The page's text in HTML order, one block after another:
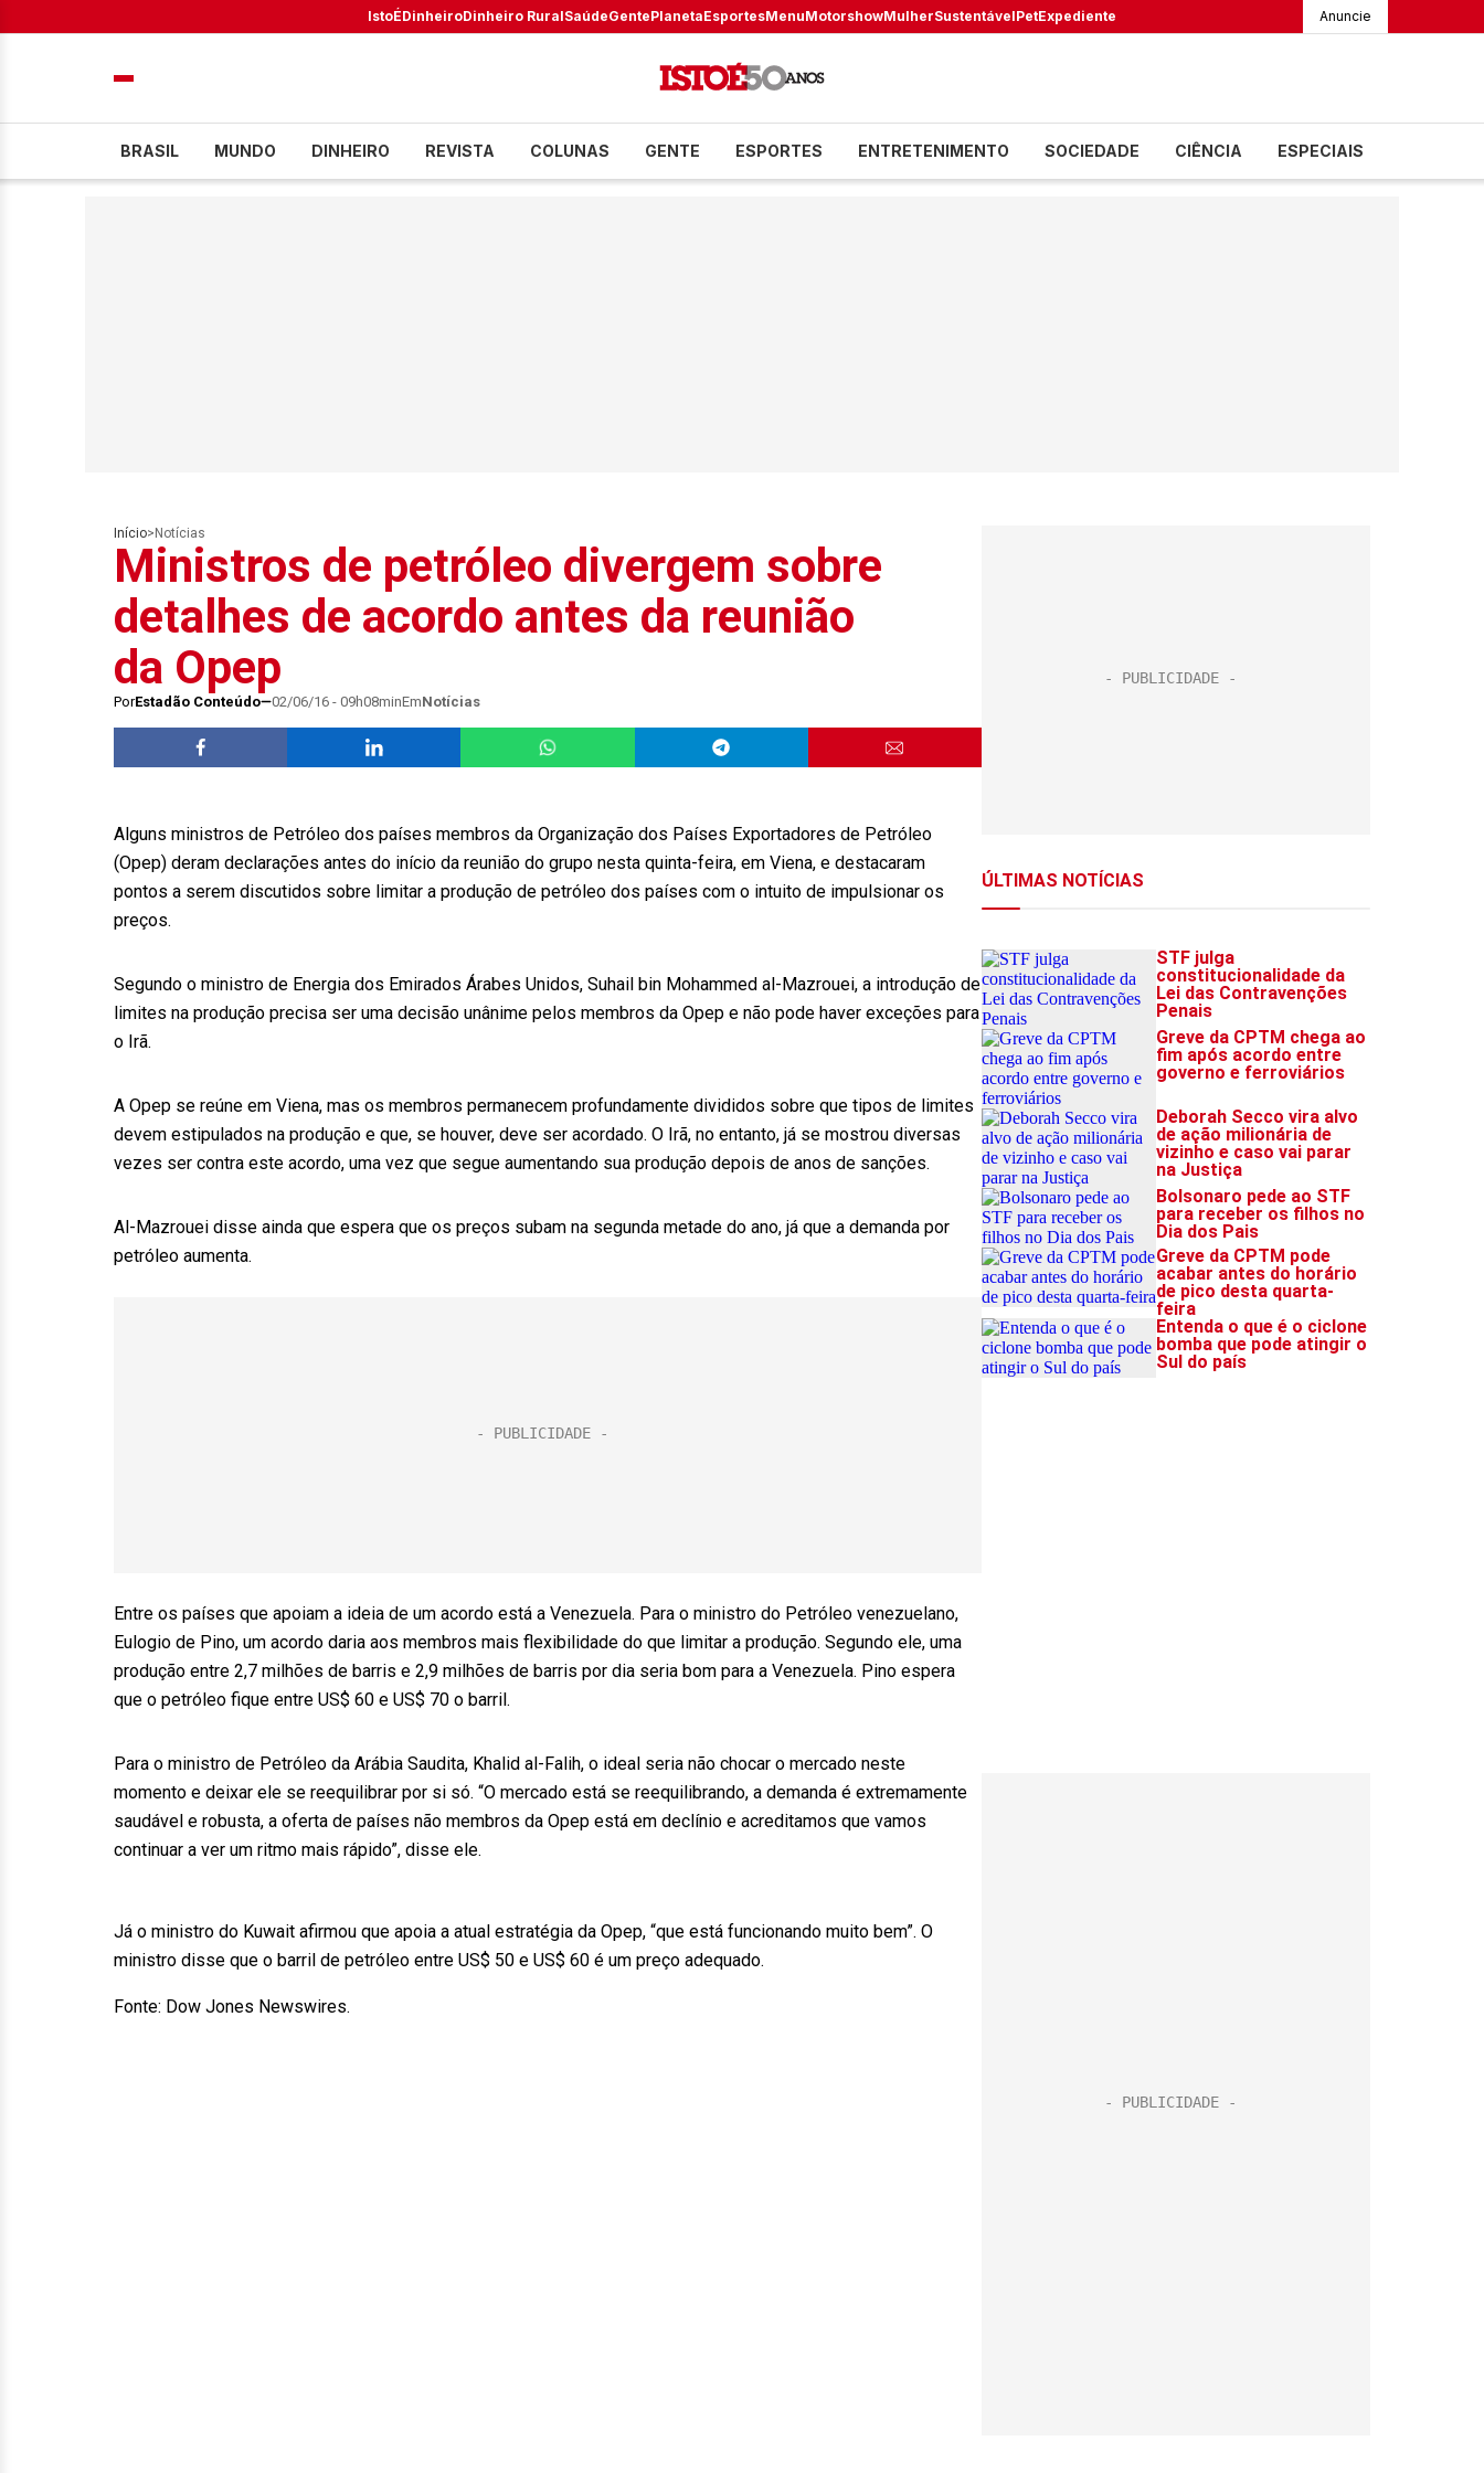
IstoÉDinheiroDinheiro RuralSaúdeGentePlanetaEsportesMenuMotorshowMulherSustentávelPetExpediente Anuncie
BRASIL MUNDO DINHEIRO REVISTA COLUNAS GENTE ESPORTES ENTRETENIMENTO SOCIEDADE CIÊNCIA ESPECIAIS
Início> Notícias
Ministros de petróleo divergem sobre
detalhes de acordo antes da reunião
da Opep
PorEstadão Conteúdo 02/06/16 - 09h08minEmNotícias
Alguns ministros de Petróleo dos países membros da Organização dos Países Exportadores de Petróleo
(Opep) deram declarações antes do início da reunião do grupo nesta quinta-feira, em Viena, e destacaram
pontos a serem discutidos sobre limitar a produção de petróleo dos países com o intuito de impulsionar os
preços.
Segundo o ministro de Energia dos Emirados Árabes Unidos, Suhail bin Mohammed al-Mazrouei, a introdução de
limites na produção precisa ser uma decisão unânime pelos membros da Opep e não pode haver exceções para
o Irã.
A Opep se reúne em Viena, mas os membros permanecem profundamente divididos sobre que tipos de limites
devem estipulados na produção e que, se houver, deve ser acordado. O Irã, no entanto, já se mostrou diversas
vezes ser contra este acordo, uma vez que segue aumentando sua produção depois de anos de sanções.
Al-Mazrouei disse ainda que espera que os preços subam na segunda metade do ano, já que a demanda por
petróleo aumenta.
Entre os países que apoiam a ideia de um acordo está a Venezuela. Para o ministro do Petróleo venezuelano,
Eulogio de Pino, um acordo daria aos membros mais flexibilidade do que limitar a produção. Segundo ele, uma
produção entre 2,7 milhões de barris e 2,9 milhões de barris por dia seria bom para a Venezuela. Pino espera
que o petróleo fique entre US$ 60 e US$ 70 o barril.
Para o ministro de Petróleo da Arábia Saudita, Khalid al-Falih, o ideal seria não chocar o mercado neste
momento e deixar ele se reequilibrar por si só. “O mercado está se reequilibrando, a demanda é extremamente
saudável e robusta, a oferta de países não membros da Opep está em declínio e acreditamos que vamos
continuar a ver um ritmo mais rápido”, disse ele.
Já o ministro do Kuwait afirmou que apoia a atual estratégia da Opep, “que está funcionando muito bem”. O
ministro disse que o barril de petróleo entre US$ 50 e US$ 60 é um preço adequado.
Fonte: Dow Jones Newswires.